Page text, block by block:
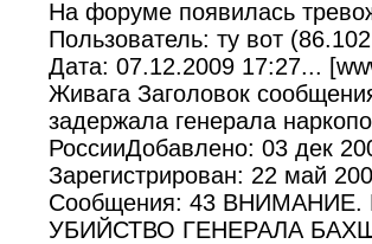
На форуме появилась
Пользователь: ту вот
Дата: 07.12.2009 17:27...
Живага Заголовок
задержала генерала
РоссииДобавлено: 03 дек
Зарегистрирован: 22 май
Сообщения: 43
УБИЙСТВО ГЕНЕРАЛА